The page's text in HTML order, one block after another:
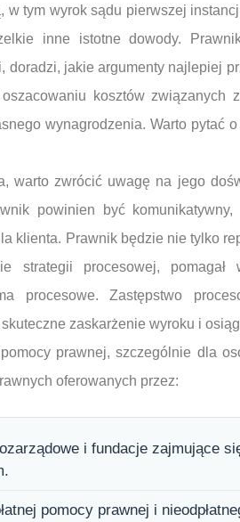
w tym wyrok sądu pierwszej
inne istotne dowody.
doradzi, jakie argumenty najlepiej
kosztów związanych
wynagrodzenia. Warto pytać
warto zwrócić uwagę na jego
powinien być
klienta. Prawnik będzie nie tylko
strategii procesowej,
procesowe. Zastępstwo
zaskarżenie wyroku i
prawnej, szczególnie dla
oferowanych przez:
i fundacje zajmujące
pomocy prawnej i